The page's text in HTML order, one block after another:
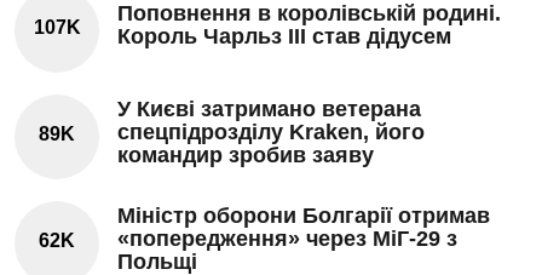
107K
Поповнення в королівській родині.
Король Чарльз III став дідусем
89K
У Києві затримано ветерана
спецпідрозділу Kraken, його
командир зробив заяву
62K
Міністр оборони Болгарії отримав
«попередження» через МіГ-29 з
Польщі